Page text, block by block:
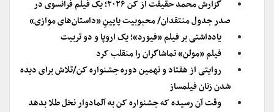
گزارش محمد حقیقت از کن ۲۰۲۶؛ یک فیلم فرانسوی در
صدر جدول منتقدان/ محبوبیت پایینِ «داستان‌های موازی»
یادداشتی بر فیلم «فیورد»؛ یک اروپا و دو تربیت
فیلم «مولن» تماشاگران را منقلب کرد
روایتی از هفتاد و نهمین دوره جشنواره کن/تلاش برای دیده
شدن زنان فیلمساز
وقت آن رسیده که جشنواره کن به آلمادوار نخل طلا بدهد